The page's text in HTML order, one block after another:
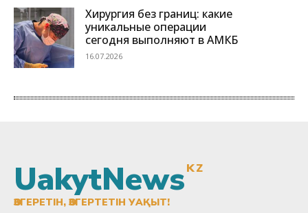
UakytNewsKZ
ӨЗГЕРЕТІН, ӨЗГЕРТЕТІН УАҚЫТ!